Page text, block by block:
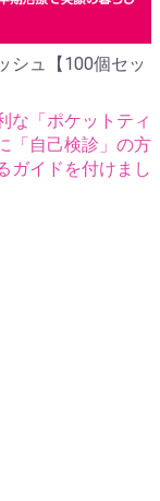
シュ【100個セッ
な「ポケットティ
「自己検診」の方
ガイドを付けまし